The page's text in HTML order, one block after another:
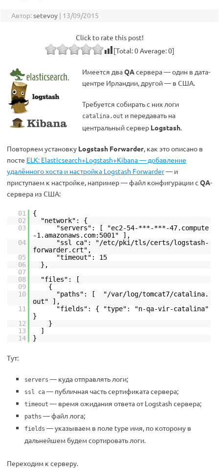
Автор:setevoy | 13/09/2015
Click to rate this post!
[Total:0Average:0]
Имеется дваQAсервера — один в дата-
центре Ирландии, другой — в США.
Требуется собирать с них логи
catalina.out и передавать на
центральный сервер Logstash.
Повторяем установку Logstash Forwarder, как это описано в
посте ELK: Elasticsearch+Logstash+Kibana — добавление
удалённого хоста и настройка Logstash Forwarder— и
приступаем к настройке, например — файл конфигурации с QA-
сервера из США:
01
{
02
"network": {
03
"servers": [ "ec2-54-***-***-47.compute
-1.amazonaws.com:5001" ],
04
"ssl ca": "/etc/pki/tls/certs/logstash-
forwarder.crt",
05
"timeout": 15
06
},
07
08
"files": [
09
{
10
"paths": [ "/var/log/tomcat7/catalina.
out" ],
11
"fields": { "type": "n-qa-vir-catalina"
}
12
}
13
]
14
}
Тут:
servers — куда отправлять логи;
ssl ca — публичная часть сертификата сервера;
timeout — время ожидания ответа от Logstash сервера;
paths — файл лога;
fields — указываем в поле type имя, по которому в
дальнейшем будем сортировать логи.
Переходим к серверу.